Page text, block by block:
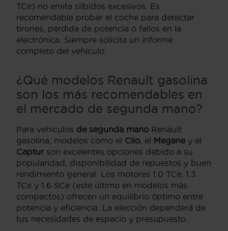
TCe) no emita silbidos excesivos. Es
recomendable probar el coche para detectar
tirones, pérdida de potencia o fallos en la
electrónica. Siempre solicita un informe
completo del vehículo.
¿Qué modelos Renault gasolina
son los más recomendables en
el mercado de segunda mano?
Para vehículos de segunda mano Renault
gasolina, modelos como el Clio , el Megane y el
Capturson excelentes opciones debido a su
popularidad, disponibilidad de repuestos y buen
rendimiento general. Los motores 1.0 TCe, 1.3
TCe y 1.6 SCe (este último en modelos más
compactos) ofrecen un equilibrio óptimo entre
potencia y eficiencia. La elección dependerá de
tus necesidades de espacio y presupuesto.